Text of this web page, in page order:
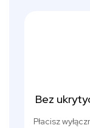
Bez
Płacisz